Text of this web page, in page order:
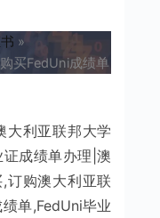
买FedUni成绩单
大利亚联邦大学
成绩单办理|澳
订购澳大利亚联
单,FedUni毕业